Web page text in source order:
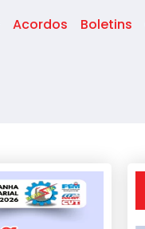
Acordos Boletins